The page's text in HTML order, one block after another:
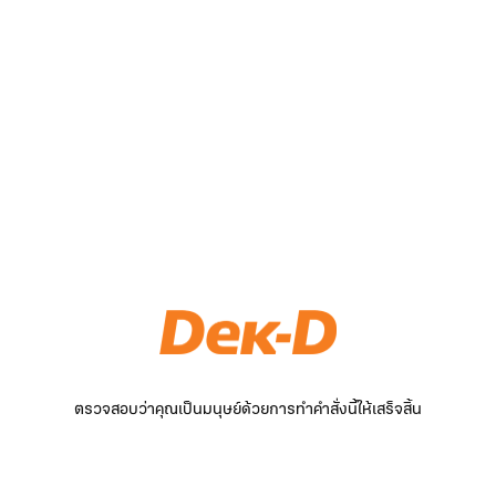
ตรวจสอบว่าคุณเป็นมนุษย์ด้วยการทำคำสั่งนี้ให้เสร็จสิ้น